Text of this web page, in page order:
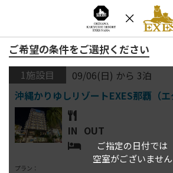
ご希望の条件をご選択ください
ご指定の日付では
空室がございません
1施設目 09/06(日) から 3泊
IN OUT
プラン：